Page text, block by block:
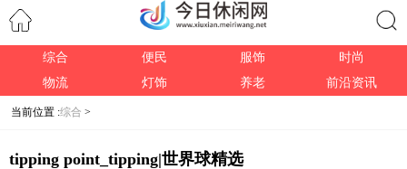
综合 便民 服饰
时尚
物流
灯饰 养老 前沿资讯
当前位置 :综合 >
tipping point_tipping|世界球精选